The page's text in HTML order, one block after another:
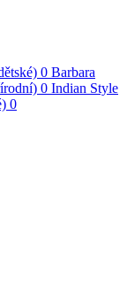
0 Barbara
0 Indian Style
0